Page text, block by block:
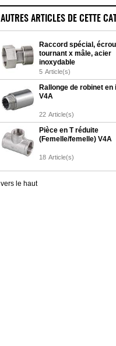
AUTRES ARTICLES DE CETTE
Raccord spécial,
tournant x mâle, acier
inoxydable
5 Article(s)
Rallonge de robinet en
V4A
22 Article(s)
Pièce en T réduite
(Femelle/femelle) V4A
18 Article(s)
vers le haut